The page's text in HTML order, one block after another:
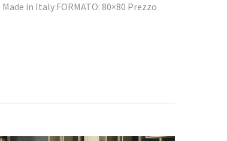
in Italy FORMATO: 80×80 Prezzo